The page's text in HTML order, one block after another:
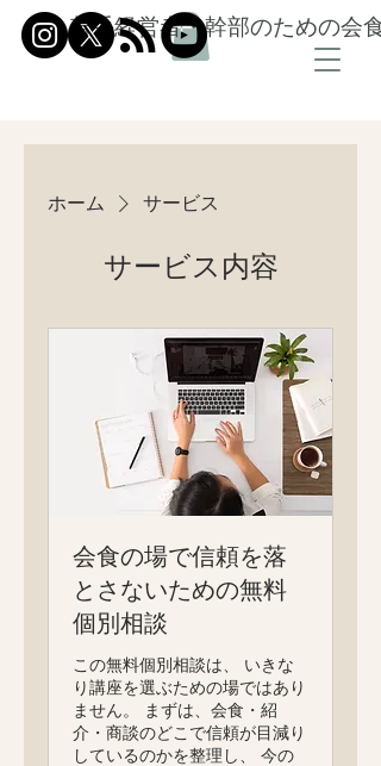
若手経営者・幹部のための会
ホーム サービス
サービス内容
会食の場で信頼を落
とさないための無料
個別相談
この無料個別相談は、 いきな
り講座を選ぶための場ではあり
ません。 まずは、会食・紹
介・商談のどこで信頼が目減り
しているのかを整理し、 今の